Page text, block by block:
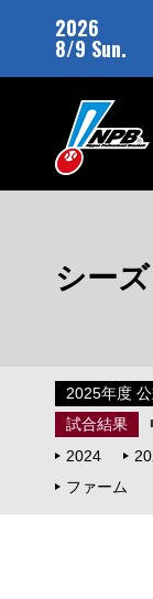
2026
8/9 Sun.
シー
2025年度
試合結果
2024
ファーム